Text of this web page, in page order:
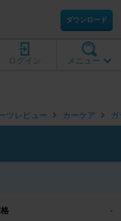
ダウンロード
メニュー
ログイン
ツレビュー カーケア
-